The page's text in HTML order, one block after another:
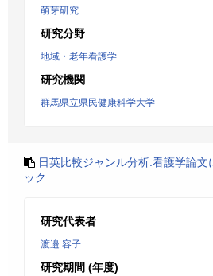
萌芽研究
研究分野
地域・老年看護学
研究機関
群馬県立県民健康科学大学
日英比較ジャンル分析:看護学論文
ック
研究代表者
渡邉 容子
研究期間 (年度)